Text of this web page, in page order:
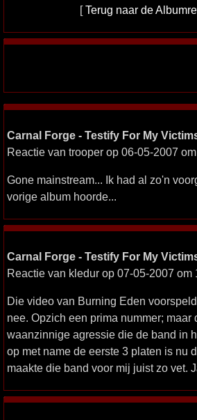
[Terug naar de
Carnal Forge - Testify For My
Reactie van trooper op 06-05-2007
Gone mainstream... Ik had al zo'n
vorige album hoorde...
Carnal Forge - Testify For My
Reactie van kledur op 07-05-2007 om
Die video van Burning Eden
nee. Opzich een prima nummer; maar
waanzinnige agressie die de band in
op met name de eerste 3 platen is nu
maakte die band voor mij juist zo vet.